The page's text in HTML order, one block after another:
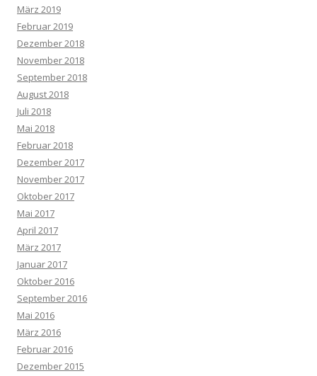
März 2019
Februar 2019
Dezember 2018
November 2018
September 2018
August 2018
Juli 2018
Mai 2018
Februar 2018
Dezember 2017
November 2017
Oktober 2017
Mai 2017
April 2017
März 2017
Januar 2017
Oktober 2016
September 2016
Mai 2016
März 2016
Februar 2016
Dezember 2015